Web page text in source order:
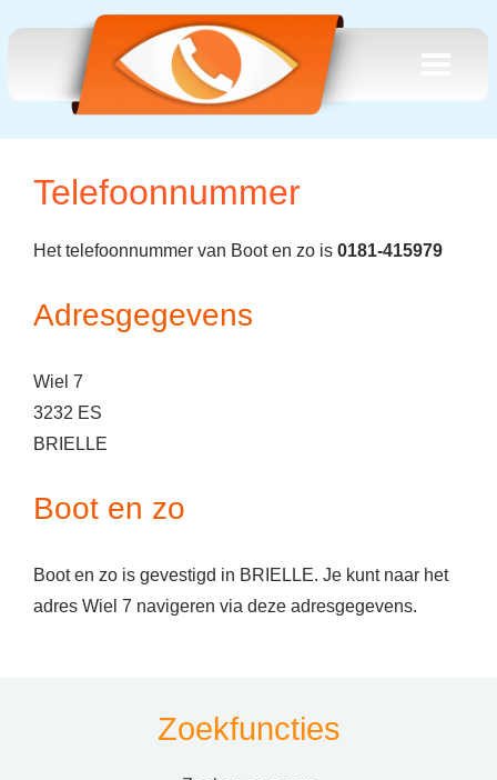
Telefoonnummer
Het telefoonnummer van Boot en zo is 0181-415979
Adresgegevens
Wiel 7
3232 ES
BRIELLE
Boot en zo
Boot en zo is gevestigd in BRIELLE. Je kunt naar het
adres Wiel 7 navigeren via deze adresgegevens.
Zoekfuncties